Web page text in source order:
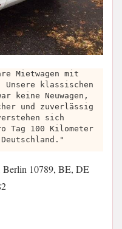
Mietwagen mit
klassischen
keine Neuwagen,
und zuverlässig
sich
Tag 100 Kilometer
Berlin 10789, BE, DE